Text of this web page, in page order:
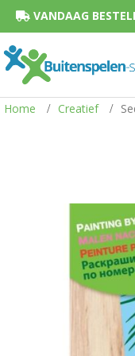
VANDAAG
Home Creatief